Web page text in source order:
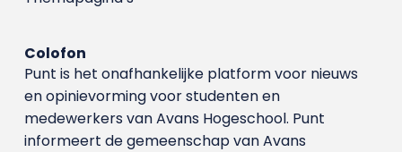
Colofon
Punt is het onafhankelijke platform voor nieuws
en opinievorming voor studenten en
medewerkers van Avans Hoge­school. Punt
informeert de gemeenschap van Avans